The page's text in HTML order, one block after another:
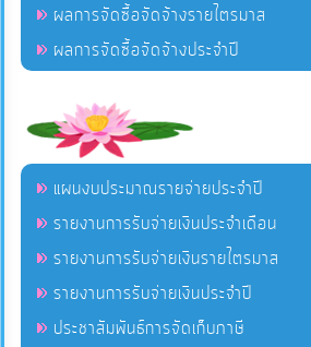
ผลการจัดซื้อจัดจ้างรายไตรมาส
ผลการจัดซื้อจัดจ้างประจำปี
แผนงบประมาณรายจ่ายประจำปี
รายงานการรับจ่ายเงินประจำเดือน
รายงานการรับจ่ายเงินรายไตรมาส
รายงานการรับจ่ายเงินประจำปี
ประชาสัมพันธ์การจัดเก็บภาษี